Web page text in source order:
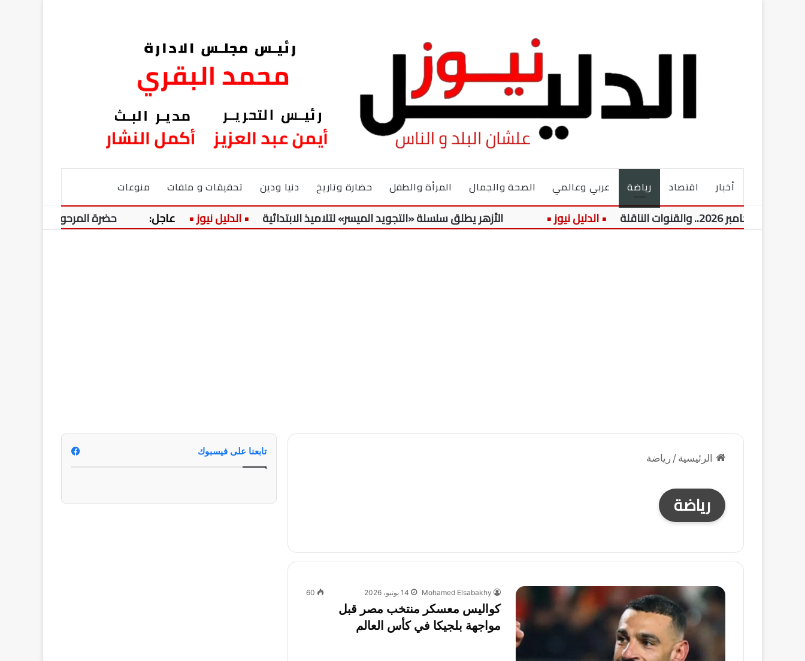
أخبار اقتصاد رياضة عربي وعالمي الصحة والجمال المرأة والطفل حضارة وتاريخ دنيا ودين تحقيقات و ملفات منوعات
الأزهر يطلق سلسلة «التجويد الميسر» لتلاميذ الابتدائية عاجل: حضرة المرحوم السعيد!
الرئيسية / رياضة
رياضة
Mohamed Elsabakhy 14 يونيو، 2026 60
كواليس معسكر منتخب مصر قبل
مواجهة بلجيكا في كأس العالم
تابعنا على فيسبوك